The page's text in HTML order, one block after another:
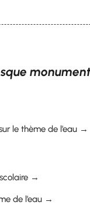
le thème de l’eau →
→
de l’eau →